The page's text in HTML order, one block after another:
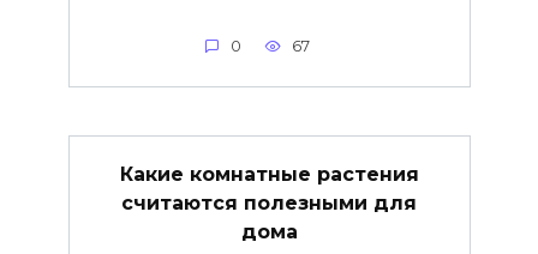
0 67
Какие комнатные растения
считаются полезными для
дома